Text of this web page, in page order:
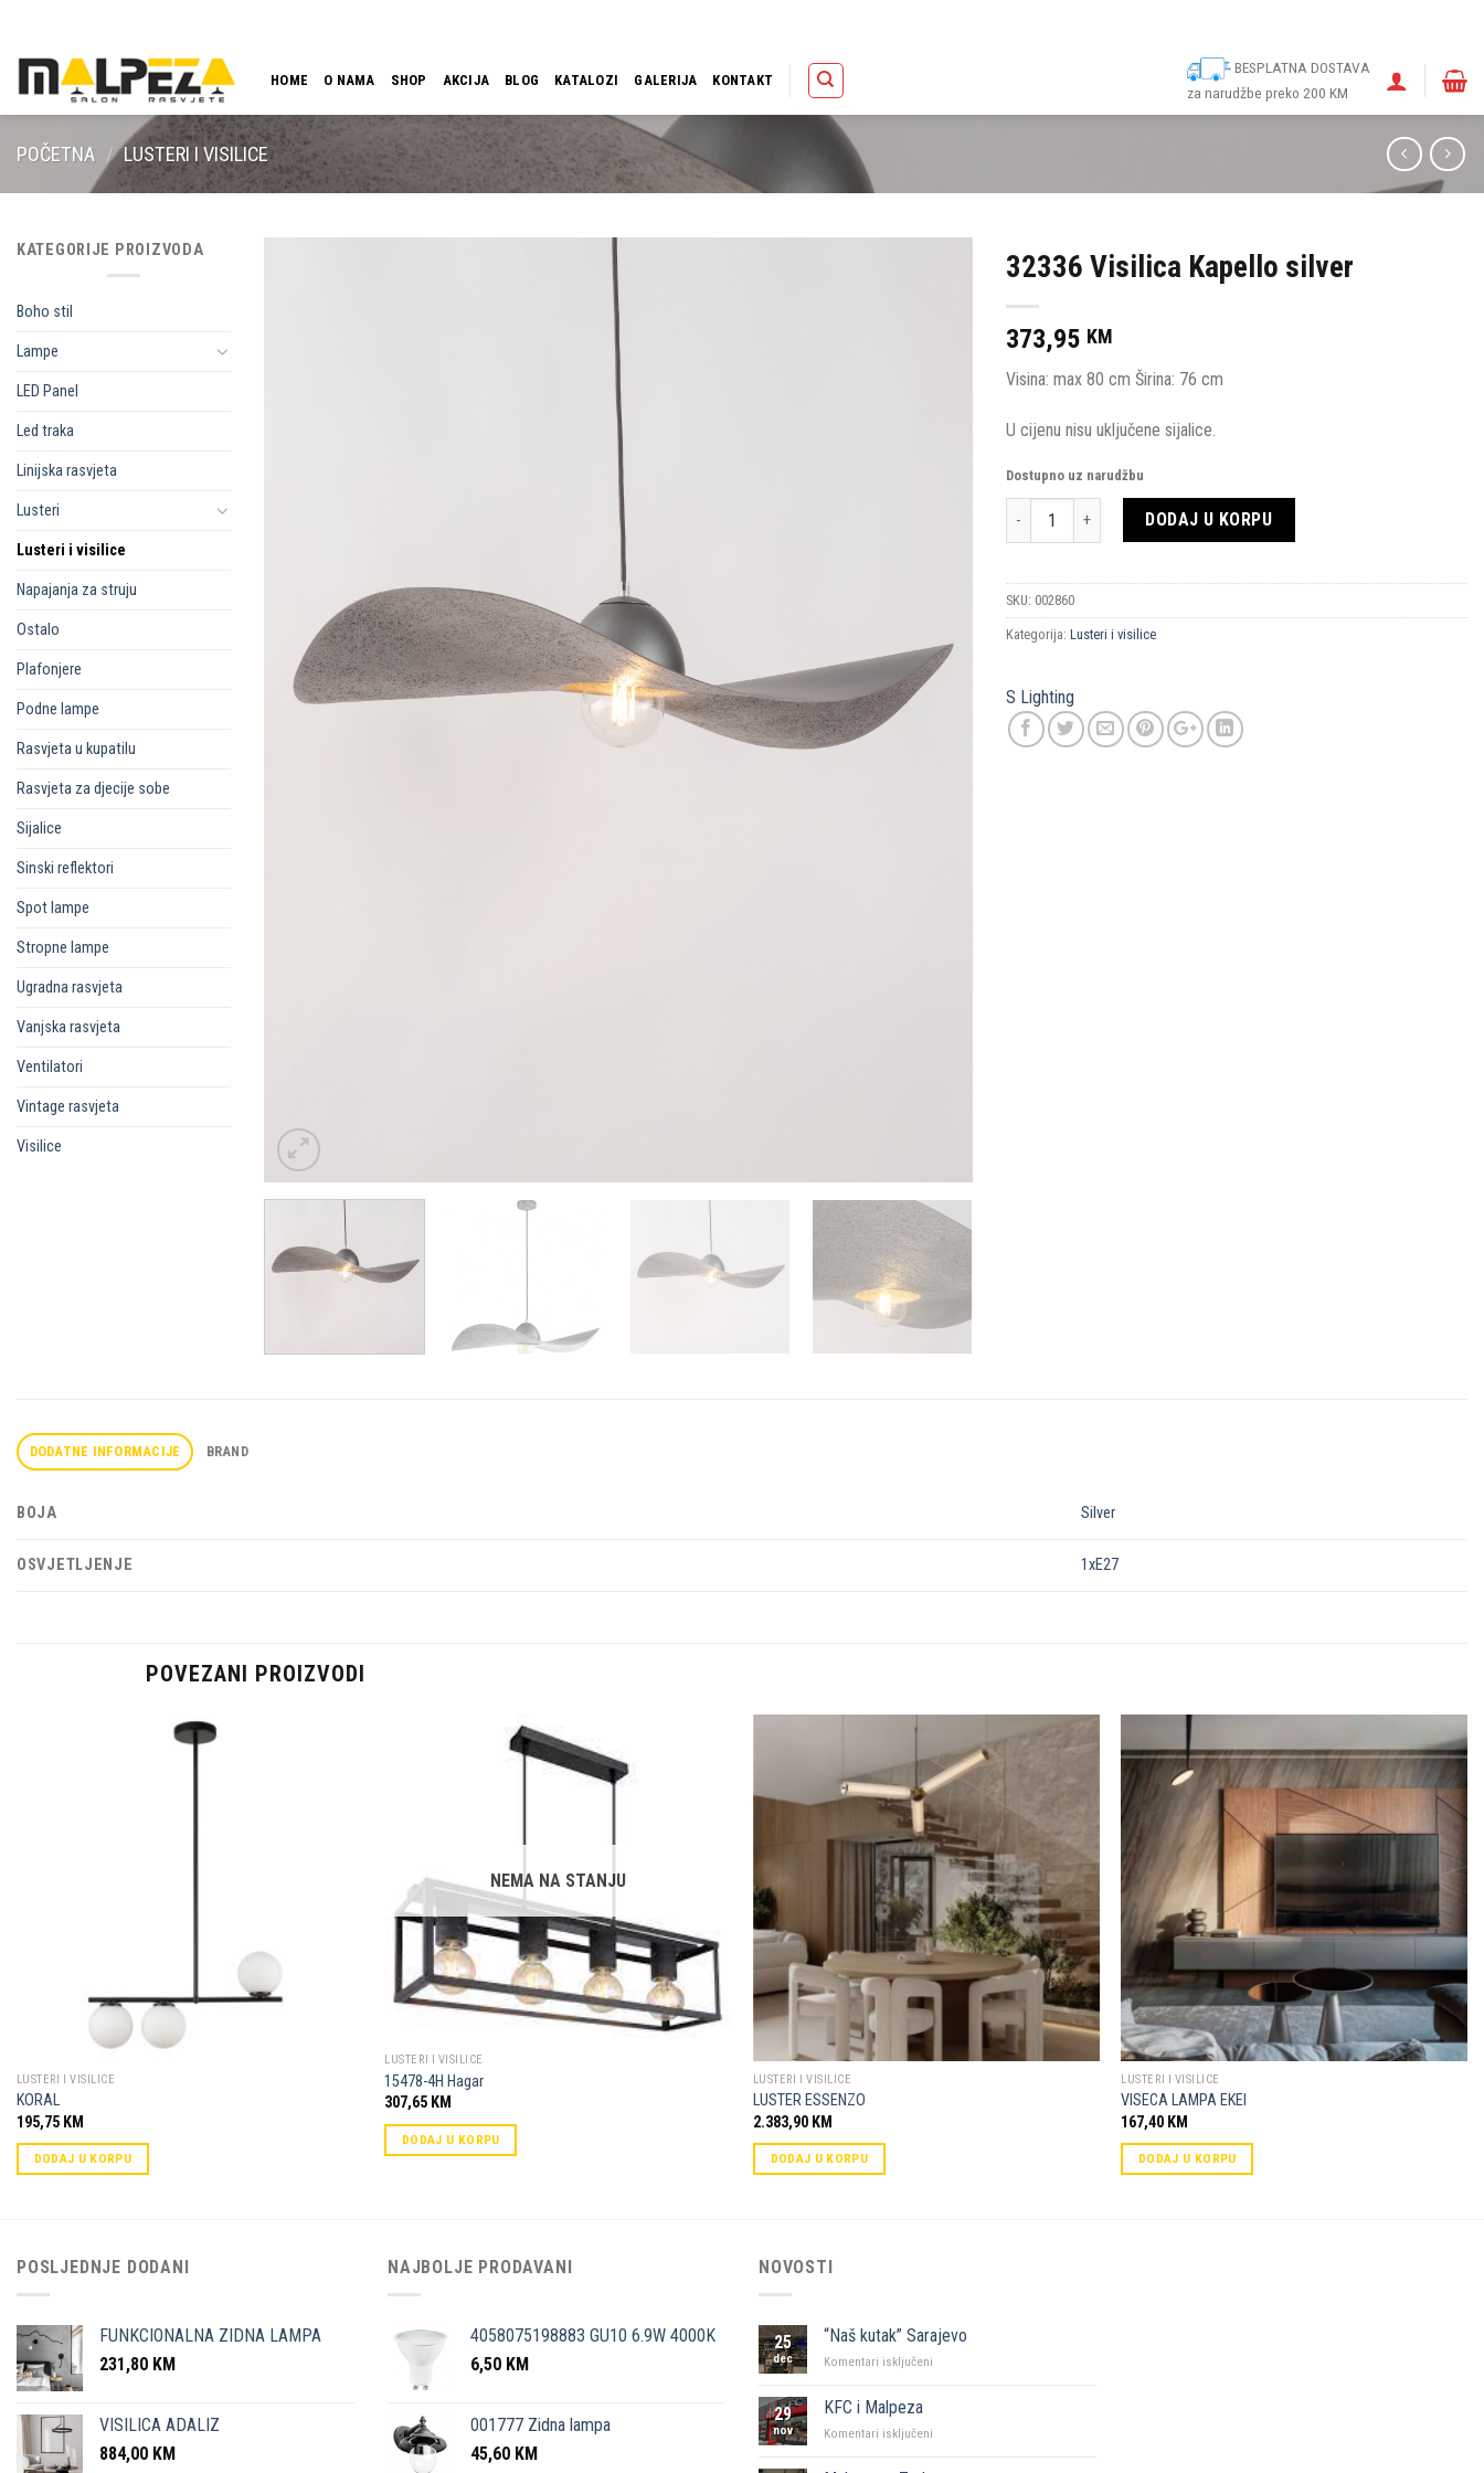
content
HOME O NAMA SHOP AKCIJA BLOG KATALOZI GALERIJA KONTAKT
BESPLATNA DOSTAVA
za narudžbe preko 200 KM
POČETNA / LUSTERI I VISILICE
KATEGORIJE PROIZVODA
Boho stil
Lampe
LED Panel
Led traka
Linijska rasvjeta
Lusteri
Lusteri i visilice
Napajanja za struju
Ostalo
Plafonjere
Podne lampe
Rasvjeta u kupatilu
Rasvjeta za djecije sobe
Sijalice
Sinski reflektori
Spot lampe
Stropne lampe
Ugradna rasvjeta
Vanjska rasvjeta
Ventilatori
Vintage rasvjeta
Visilice
32336 Visilica Kapello silver
373,95 KM
Visina: max 80 cm Širina: 76 cm
U cijenu nisu uključene sijalice.
Dostupno uz narudžbu
Količina DODAJ U KORPU
SKU: 002860
Kategorija: Lusteri i visilice
S Lighting
DODATNE INFORMACIJE BRAND
BOJA Silver
OSVJETLJENJE 1xE27
POVEZANI PROIZVODI
LUSTERI I VISILICE
KORAL
195,75 KM
DODAJ U KORPU
NEMA NA STANJU
LUSTERI I VISILICE
15478-4H Hagar
307,65 KM
DODAJ U KORPU
omiljene
LUSTERI I VISILICE
LUSTER ESSENZO
2.383,90 KM
DODAJ U KORPU
omiljene
LUSTERI I VISILICE
VISECA LAMPA EKEI
167,40 KM
DODAJ U KORPU
POSLJEDNJE DODANI
FUNKCIONALNA ZIDNA LAMPA
231,80 KM
VISILICA ADALIZ
884,00 KM
NAJBOLJE PRODAVANI
4058075198883 GU10 6.9W 4000K
6,50 KM
001777 Zidna lampa
45,60 KM
NOVOSTI
25
dec
“Naš kutak” Sarajevo
Komentari isključeni
29
nov
KFC i Malpeza
Komentari isključeni